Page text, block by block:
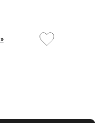
Lägg till i önskelista: